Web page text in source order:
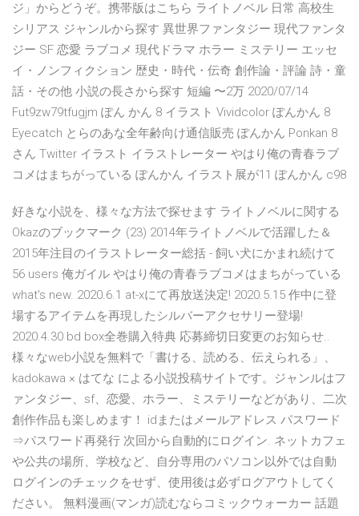
ジ」からどうぞ。携帯版はこちら ライトノベル 日常 高校生
シリアス ジャンルから探す 異世界ファンタジー 現代ファンタ
ジー SF 恋愛 ラブコメ 現代ドラマ ホラー ミステリー エッセ
イ・ノンフィクション 歴史・時代・伝奇 創作論・評論 詩・童
話・その他 小説の長さから探す 短編 〜2万 2020/07/14
Fut9zw79tfugjm ぽん かん 8 イラスト Vividcolor ぽんかん 8
Eyecatch とらのあな全年齢向け通信販売 ぽんかん Ponkan 8
さん Twitter イラスト イラストレーター やはり俺の青春ラブ
コメはまちがっている ぽんかん イラスト展が11 ぽんかん c98
好きな小説を、様々な方法で探せます ライトノベルに関する
Okazのブックマーク (23) 2014年ライトノベルで活躍した＆
2015年注目のイラストレーター総括 - 飼い犬にかまれ続けて
56 users 俺ガイル やはり俺の青春ラブコメはまちがっている
what's new. 2020.6.1 at-xにて再放送決定! 2020.5.15 作中に登
場するアイテムを再現したシルバーアクセサリー登場!
2020.4.30 bd box全巻購入特典 応募締切日変更のお知らせ..
様々なweb小説を無料で「書ける、読める、伝えられる」、
kadokawa × はてな による小説投稿サイトです。ジャンルはフ
ァンタジー、sf、恋愛、ホラー、ミステリーなどがあり、二次
創作作品も楽しめます！ idまたはメールアドレス パスワード
⇒パスワード再発行 次回から自動的にログイン. ネットカフェ
や公共の場所、学校など、自分専用のパソコン以外では自動
ログインのチェックをせず、使用後は必ずログアウトしてく
ださい。 無料漫画(マンガ)読むならコミックウォーカー 話題